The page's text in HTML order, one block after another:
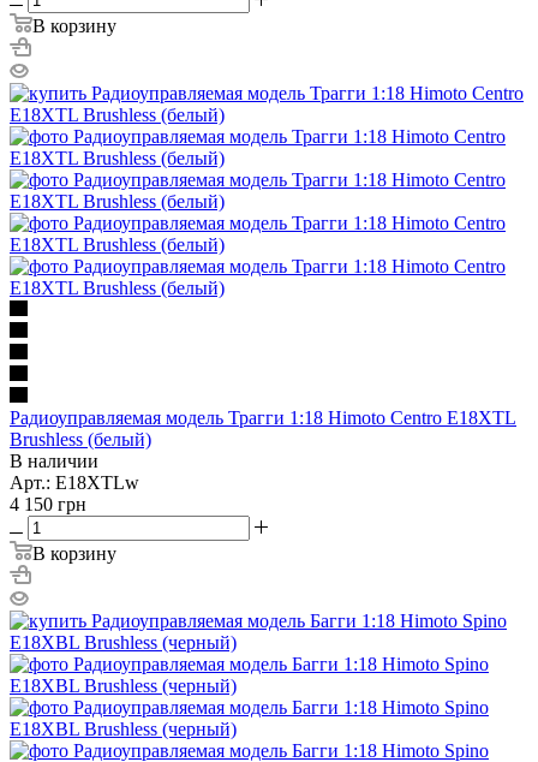
В корзину
Радиоуправляемая модель Трагги 1:18 Himoto Centro E18XTL
Brushless (белый)
В наличии
Арт.: E18XTLw
4 150 грн
В корзину